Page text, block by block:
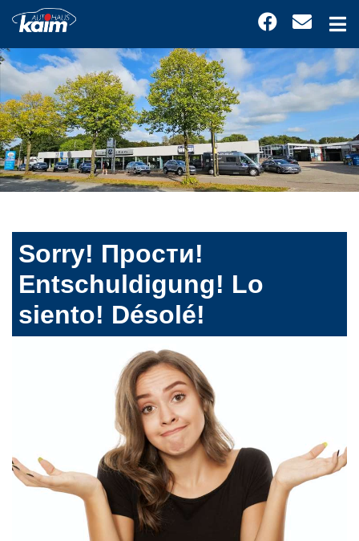
Sorry! Прости!
Entschuldigung! Lo
siento! Désolé!